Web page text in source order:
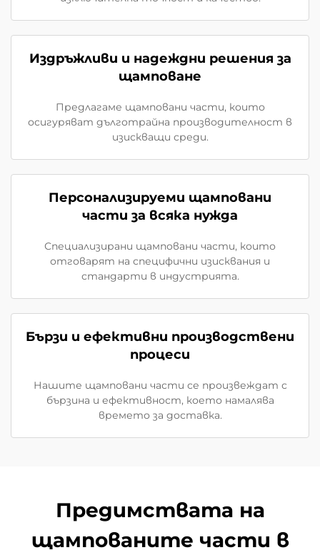
Издръжливи и надеждни решения за
щамповане
Предлагаме щамповани части, които
осигуряват дълготрайна производителност в
изискващи среди.
Персонализируеми щамповани
части за всяка нужда
Специализирани щамповани части, които
отговарят на специфични изисквания и
стандарти в индустрията.
Бързи и ефективни производствени
процеси
Нашите щамповани части се произвеждат с
бързина и ефективност, което намалява
времето за доставка.
Предимствата на
щампованите части в